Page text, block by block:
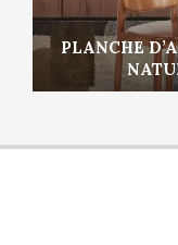
PLANCHE